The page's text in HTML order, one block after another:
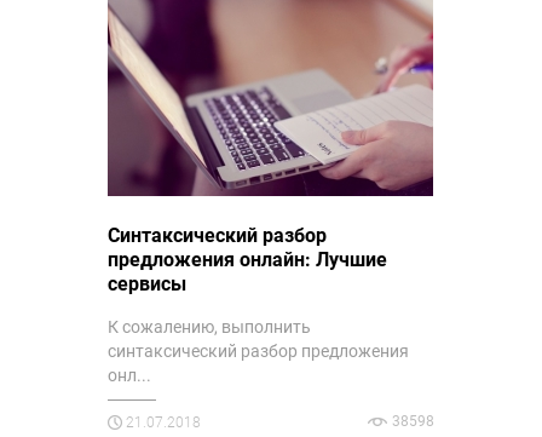
Синтаксический разбор
предложения онлайн: Лучшие
сервисы
К сожалению, выполнить
синтаксический разбор предложения
онл...
21.07.2018 38598